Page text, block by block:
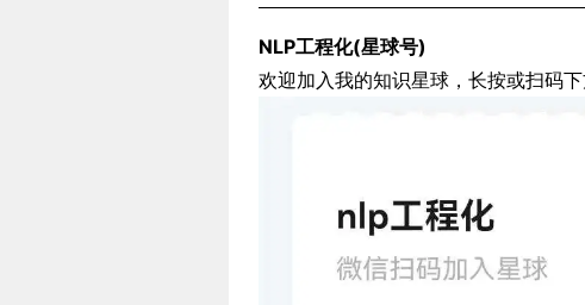
NLP工程化(星球号)
欢迎加入我的知识星球，长按或扫码下